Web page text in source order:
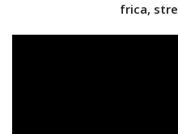
frica,